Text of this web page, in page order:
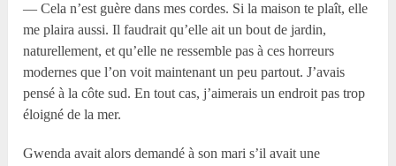
— Cela n’est guère dans mes cordes. Si la maison te plaît, elle
me plaira aussi. Il faudrait qu’elle ait un bout de jardin,
naturellement, et qu’elle ne ressemble pas à ces horreurs
modernes que l’on voit maintenant un peu partout. J’avais
pensé à la côte sud. En tout cas, j’aimerais un endroit pas trop
éloigné de la mer.
Gwenda avait alors demandé à son mari s’il avait une